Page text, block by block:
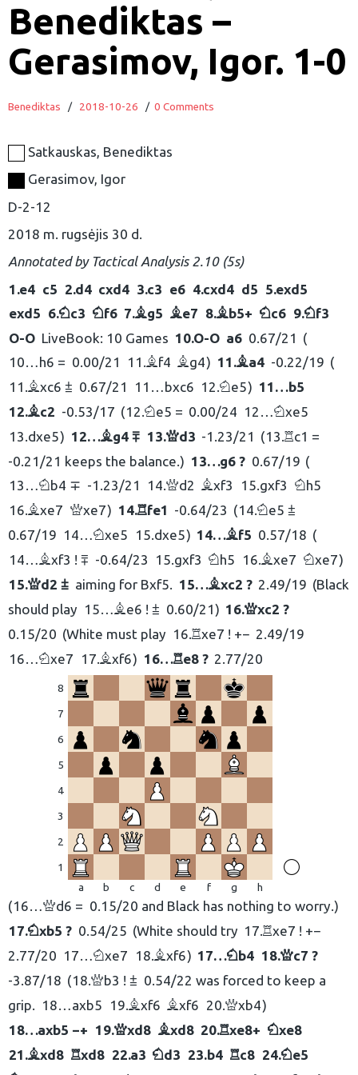
Benediktas –
Gerasimov, Igor. 1-0
Benediktas / 2018-10-26 / 0 Comments
Satkauskas, Benediktas
Gerasimov, Igor
D-2-12
2018 m. rugsėjis 30 d.
Annotated by Tactical Analysis 2.10 (5s)
1.e4 c5 2.d4 cxd4 3.c3 e6 4.cxd4 d5 5.exd5
exd5 6.Nc3 Nf6 7.Bg5 Be7 8.Bb5+ Nc6 9.Nf3
O-O LiveBook: 10 Games 10.O-O a6 0.67/21
10… h6 = 0.00/21 11. Bf4 Bg4 11.Ba4 -0.22/19
11. Bxc6 ⩲ 0.67/21 11… bxc6 12.Ne5 11…b5
12.Bc2 -0.53/17 12. Ne5 = 0.00/24 12…Nxe5
13. dxe5 12…Bg4 ⩱ 13.Qd3 -1.23/21 13.Rc1 =
-0.21/21 keeps the balance.
13…g6 ? 0.67/19
13… Nb4 ∓ -1.23/21 14. Qd2 Bxf3 15. gxf3 Nh5
16. Bxe7 Qxe7 14.Rfe1 -0.64/23 14.Ne5 ⩲
0.67/19 14… Nxe5 15. dxe5 14…Bf5 0.57/18
14… Bxf3 ! ⩱ -0.64/23 15. gxf3 Nh5 16. Bxe7 Nxe7
15.Qd2 ⩲ aiming for Bxf5. 15…Bxc2 ? 2.49/19
Black
should play 15… Be6 ! ⩲ 0.60/21 16.Qxc2 ?
0.15/20
White must play 16. Rxe7 ! +− 2.49/19
16… Nxe7 17. Bxf6 16…Re8 ? 2.77/20
8
7
6
5
4
3
2
1
a
b c d e f g h
16…Qd6 = 0.15/20 and Black has nothing to worry.
17.Nxb5 ? 0.54/25 White should try 17.Rxe7 ! +−
2.77/20 17…Nxe7 18.Bxf6 17…Nb4 18.Qc7 ?
-3.87/18
18.Qb3 ! ⩲ 0.54/22 was forced to keep a
grip. 18…axb5 19.Bxf6 Bxf6 20.Qxb4
18…axb5 −+ 19.Qxd8 Bxd8 20.Rxe8+ Nxe8
21.Bxd8 Rxd8 22.a3 Nd3 23.b4 Rc8 24.Ne5